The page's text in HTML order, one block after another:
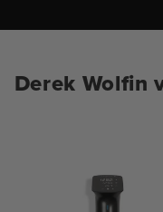
Derek Wolfin